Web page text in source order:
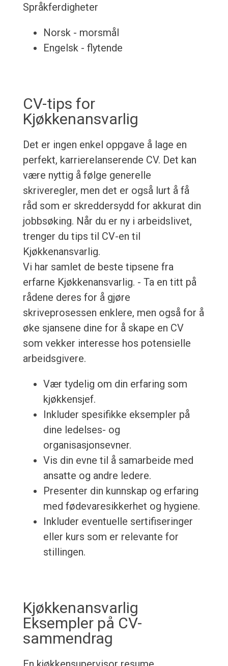
Språkferdigheter
Norsk - morsmål
Engelsk - flytende
CV-tips for
Kjøkkenansvarlig
Det er ingen enkel oppgave å lage en
perfekt, karrierelanserende CV. Det kan
være nyttig å følge generelle
skriveregler, men det er også lurt å få
råd som er skreddersydd for akkurat din
jobbsøking. Når du er ny i arbeidslivet,
trenger du tips til CV-en til
Kjøkkenansvarlig.
Vi har samlet de beste tipsene fra
erfarne Kjøkkenansvarlig. - Ta en titt på
rådene deres for å gjøre
skriveprosessen enklere, men også for å
øke sjansene dine for å skape en CV
som vekker interesse hos potensielle
arbeidsgivere.
Vær tydelig om din erfaring som
kjøkkensjef.
Inkluder spesifikke eksempler på
dine ledelses- og
organisasjonsevner.
Vis din evne til å samarbeide med
ansatte og andre ledere.
Presenter din kunnskap og erfaring
med fødevaresikkerhet og hygiene.
Inkluder eventuelle sertifiseringer
eller kurs som er relevante for
stillingen.
Kjøkkenansvarlig
Eksempler på CV-
sammendrag